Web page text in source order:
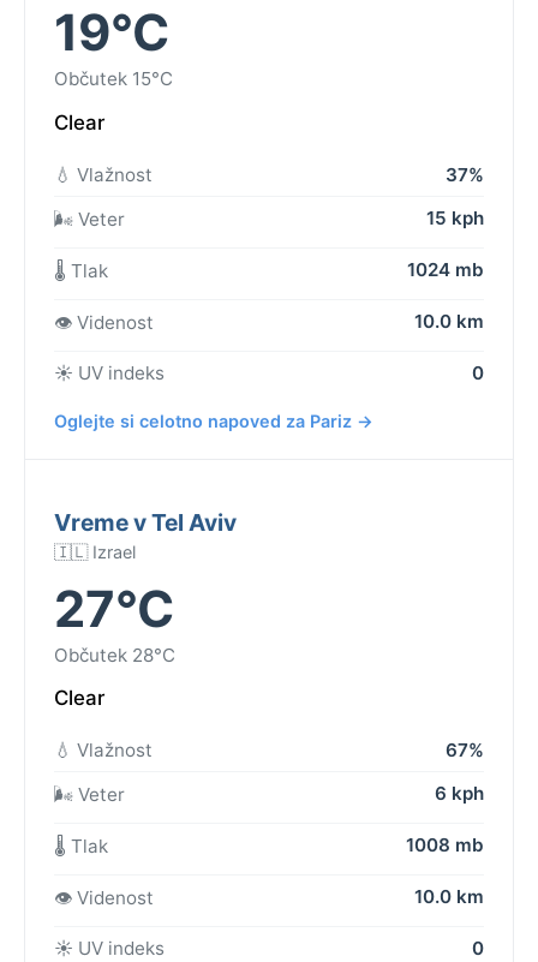
19°C
Občutek 15°C
Clear
💧 Vlažnost
37%
🌬️ Veter
15 kph
🌡️ Tlak 1024 mb
👁️ Videnost 10.0 km
☀️ UV indeks 0
Oglejte si celotno napoved za Pariz →
Vreme v Tel Aviv
🇮🇱 Izrael
27°C
Občutek 28°C
Clear
💧 Vlažnost
67%
🌬️ Veter
6 kph
🌡️ Tlak 1008 mb
👁️ Videnost 10.0 km
☀️ UV indeks 0